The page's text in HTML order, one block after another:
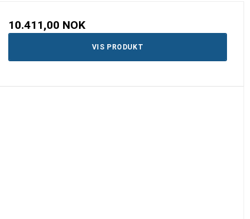
10.411,00 NOK
VIS PRODUKT